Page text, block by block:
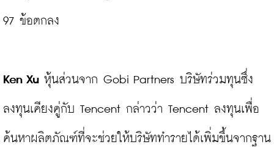
97 ข้อตกลง
Ken Xu หุ้นส่วนจาก Gobi Partners บริษัทร่วมทุนซึ่ง
ลงทุนเคียงคู่กับ Tencent กล่าวว่า Tencent ลงทุนเพื่อ
ค้นหาผลิตภัณฑ์ที่จะช่วยให้บริษัททำรายได้เพิ่มขึ้นจากฐาน